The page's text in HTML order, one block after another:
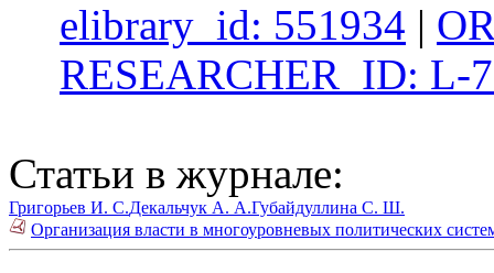
elibrary_id: 551934 |
RESEARCHER_ID: L-
Статьи в журнале:
Григорьев И. С.Декальчук А. А.Губайдуллина С. Ш.
Организация власти в многоуровневых политических